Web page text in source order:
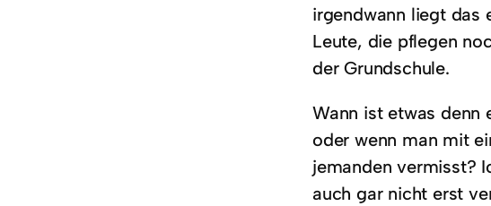
irgendwann liegt das
Leute, die pflegen
der Grundschule.
Wann ist etwas denn
oder wenn man mit
jemanden vermisst?
auch gar nicht erst